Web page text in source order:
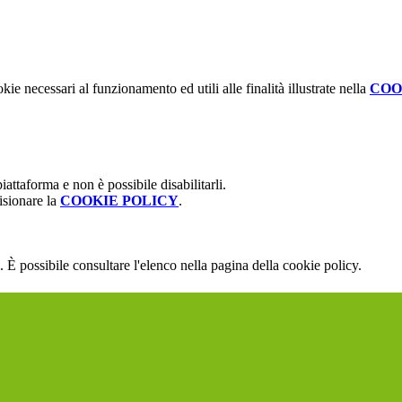
necessari al funzionamento ed utili alle finalità illustrate nella
e non è possibile disabilitarli.
la COOKIE POLICY.
possibile consultare l'elenco nella pagina della cookie policy.